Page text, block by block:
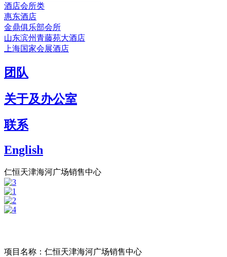
酒店会所类
惠东酒店
金鼎俱乐部会所
山东滨州青藤苑大酒店
上海国家会展酒店
团队
关于及办公室
联系
English
仁恒天津海河广场销售中心
项目名称：仁恒天津海河广场销售中心